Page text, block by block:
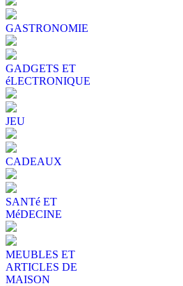
GASTRONOMIE
GADGETS ET
éLECTRONIQUE
JEU
CADEAUX
SANTé ET
MéDECINE
MEUBLES ET
ARTICLES DE
MAISON